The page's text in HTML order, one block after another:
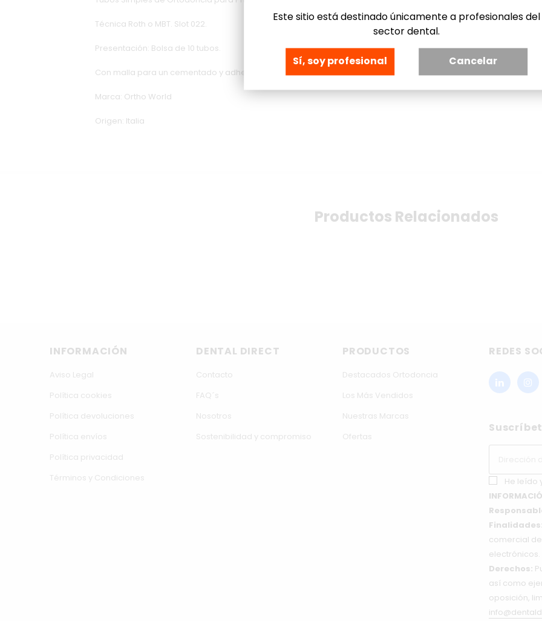
Técnica Roth o MBT. Slot 022.
Presentación: Bolsa de 10 tubos.
Con malla para un cementado y adhesión óptimos.
Marca: Ortho World
Origen: Italia
Productos Relacionados
INFORMACIÓN
Aviso Legal
Política cookies
Política devoluciones
Política envíos
Política privacidad
Términos y Condiciones
DENTAL DIRECT
Contacto
FAQ´s
Nosotros
Sostenibilidad y compromiso
PRODUCTOS
Destacados Ortodoncia
Los Más Vendidos
Nuestras Marcas
Ofertas
REDES
He leído
comercial
electrónicos.
Derechos:
así como
oposición,
Este sitio está destinado únicamente a profesionales del
sector dental.
Sí, soy profesional Cancelar